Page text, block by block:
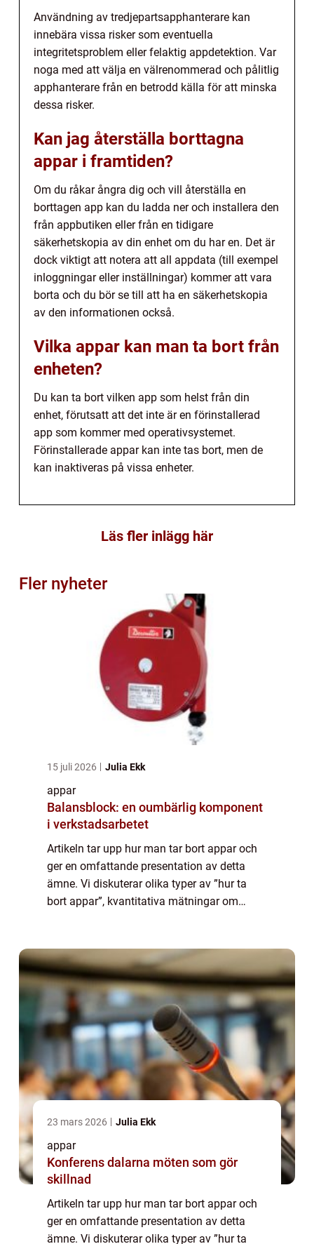
Användning av tredjepartsapphanterare kan
innebära vissa risker som eventuella
integritetsproblem eller felaktig appdetektion. Var
noga med att välja en välrenommerad och pålitlig
apphanterare från en betrodd källa för att minska
dessa risker.
Kan jag återställa borttagna
appar i framtiden?
Om du råkar ångra dig och vill återställa en
borttagen app kan du ladda ner och installera den
från appbutiken eller från en tidigare
säkerhetskopia av din enhet om du har en. Det är
dock viktigt att notera att all appdata (till exempel
inloggningar eller inställningar) kommer att vara
borta och du bör se till att ha en säkerhetskopia
av den informationen också.
Vilka appar kan man ta bort från
enheten?
Du kan ta bort vilken app som helst från din
enhet, förutsatt att det inte är en förinstallerad
app som kommer med operativsystemet.
Förinstallerade appar kan inte tas bort, men de
kan inaktiveras på vissa enheter.
Läs fler inlägg här
Fler nyheter
15 juli 2026 Julia Ekk
appar
Balansblock: en oumbärlig komponent
i verkstadsarbetet
Artikeln tar upp hur man tar bort appar och
ger en omfattande presentation av detta
ämne. Vi diskuterar olika typer av ”hur ta
bort appar”, kvantitativa mätningar om
23 mars 2026 Julia Ekk
appar
Konferens dalarna möten som gör
skillnad
Artikeln tar upp hur man tar bort appar och
ger en omfattande presentation av detta
ämne. Vi diskuterar olika typer av ”hur ta